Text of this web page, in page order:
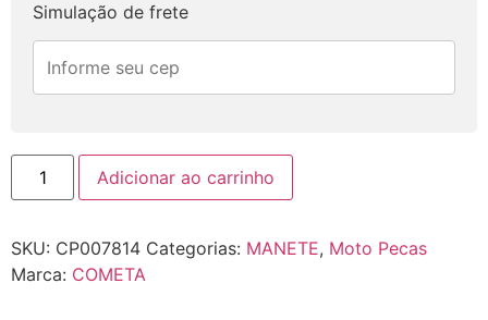
Simulação de frete
Adicionar ao carrinho
SKU: CP007814 Categorias: MANETE, Moto Pecas
Marca: COMETA